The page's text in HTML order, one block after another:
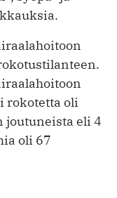
rokotetta oli
joutuneista eli 4
oli 67